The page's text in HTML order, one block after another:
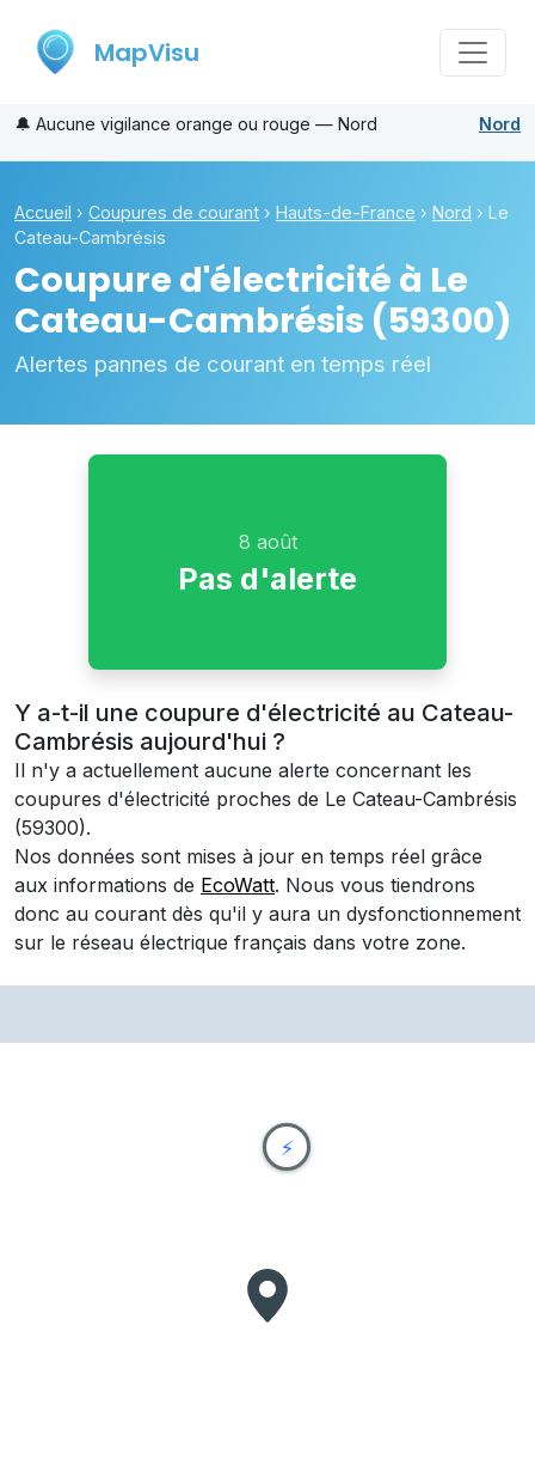
MapVisu
🔔 Aucune vigilance orange ou rouge — Nord Nord
Accueil › Coupures de courant › Hauts-de-France › Nord › Le
Cateau-Cambrésis
Coupure d'électricité à Le
Cateau-Cambrésis (59300)
Alertes pannes de courant en temps réel
8 août
Pas d'alerte
Y a-t-il une coupure d'électricité au Cateau-
Cambrésis aujourd'hui ?
Il n'y a actuellement aucune alerte concernant les
coupures d'électricité proches de Le Cateau-Cambrésis
(59300).
Nos données sont mises à jour en temps réel grâce
aux informations de EcoWatt. Nous vous tiendrons
donc au courant dès qu'il y aura un dysfonctionnement
sur le réseau électrique français dans votre zone.
⚡